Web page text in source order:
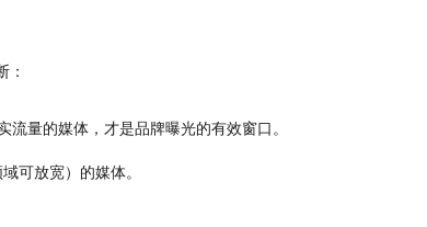
：
流量的媒体， 才是品牌曝光的有效窗口。
可放宽）的媒体。